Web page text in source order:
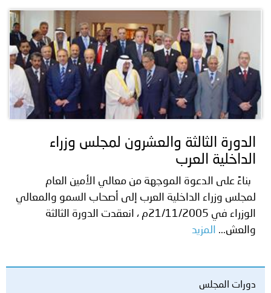
نحن
اتصل
بنا
الدورة الثالثة والعشرون لمجلس وزراء
الداخلية العرب
بناءً على الدعوة الموجهة من معالي الأمين العام
لمجلس وزراء الداخلية العرب إلى أصحاب السمو والمعالي
الوزراء في 21/11/2005م ، انعقدت الدورة الثالثة
والعش...
المزيد
دورات المجلس